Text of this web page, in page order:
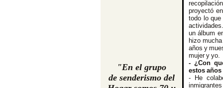
"En el grupo
de senderismo del
proyectó
todo lo
un álbum
hizo
años y
mujer y yo.
- ¿Con
estos
- He